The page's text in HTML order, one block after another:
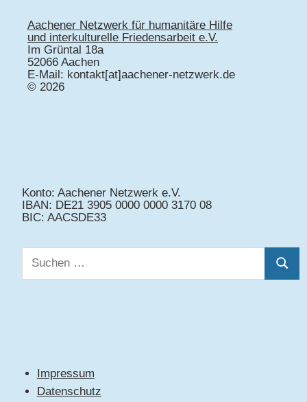
Aachener Netzwerk für humanitäre Hilfe
und interkulturelle Friedensarbeit e.V.
Im Grüntal 18a
52066 Aachen
E-Mail: kontakt[at]aachener-netzwerk.de
© 2026
Konto: Aachener Netzwerk e.V.
IBAN: DE21 3905 0000 0000 3170 08
BIC: AACSDE33
Suchen
nach:
Impressum
Datenschutz